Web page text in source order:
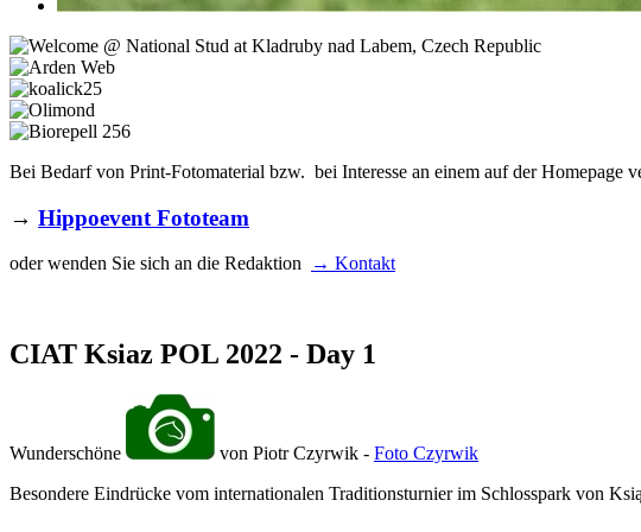
Bei Bedarf von Print-Fotomaterial bzw. bei Interesse an einem auf der Homepage
→ Hippoevent Fototeam
oder wenden Sie sich an die Redaktion → Kontakt
CIAT Ksiaz POL 2022 - Day 1
Wunderschöne von Piotr Czyrwik - Foto Czyrwik
Besondere Eindrücke vom internationalen Traditionsturnier im Schlosspark von